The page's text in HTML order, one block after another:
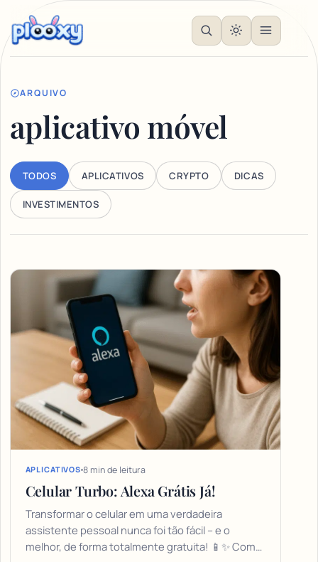
ARQUIVO
aplicativo móvel
TODOS APLICATIVOS CRYPTO DICAS
INVESTIMENTOS
Articles
APLICATIVOS 8 min de leitura
Celular Turbo: Alexa Grátis Já!
Transformar o celular em uma verdadeira
assistente pessoal nunca foi tão fácil – e o
melhor, de forma totalmente gratuita! 📱✨ Com…